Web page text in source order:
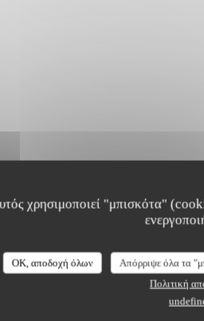
χρησιμοποιεί "μπισκότα"
OK, αποδοχή όλων Απόρριψε όλα τα
Πολιτική
πελατών